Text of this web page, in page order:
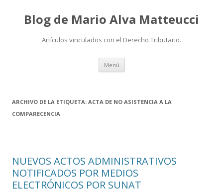
Blog de Mario Alva Matteucci
Artículos vinculados con el Derecho Tributario.
Menú Ir
contenido
ARCHIVO DE LA ETIQUETA: ACTA DE NO ASISTENCIA A LA
COMPARECENCIA
NUEVOS ACTOS ADMINISTRATIVOS
NOTIFICADOS POR MEDIOS
ELECTRÓNICOS POR SUNAT